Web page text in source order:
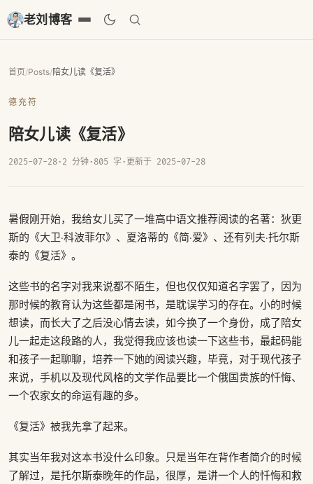
老刘博客
首页/Posts/陪女儿读《复活》
德充符
陪女儿读《复活》
2025-07-28· 2 分钟· 805 字 · 更新于 2025-07-28
暑假刚开始，我给女儿买了一堆高中语文推荐阅读的名著：狄更
斯的《大卫·科波菲尔》、夏洛蒂的《简·爱》、还有列夫·托尔斯
泰的《复活》。
这些书的名字对我来说都不陌生，但也仅仅知道名字罢了，因为
那时候的教育认为这些都是闲书，是耽误学习的存在。小的时候
想读，而长大了之后没心情去读，如今换了一个身份，成了陪女
儿一起走这段路的人，我觉得我应该也读一下这些书，最起码能
和孩子一起聊聊，培养一下她的阅读兴趣，毕竟，对于现代孩子
来说，手机以及现代风格的文学作品要比一个俄国贵族的忏悔、
一个农家女的命运有趣的多。
《复活》被我先拿了起来。
其实当年我对这本书没什么印象。只是当年在背作者简介的时候
了解过，是托尔斯泰晚年的作品，很厚，是讲一个人的忏悔和救